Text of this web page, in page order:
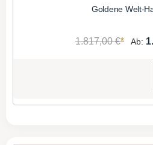
Goldene Welt-
1.817,00 €* Ab: